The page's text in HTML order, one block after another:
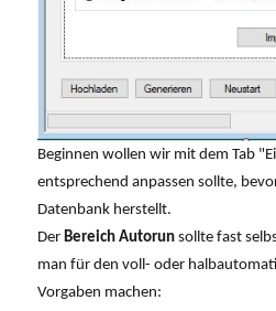
Beginnen wollen wir mit dem Tab
entsprechend anpassen sollte,
Datenbank herstellt.
DerBereich Autorun sollte fast
man für den voll- oder
Vorgaben machen: